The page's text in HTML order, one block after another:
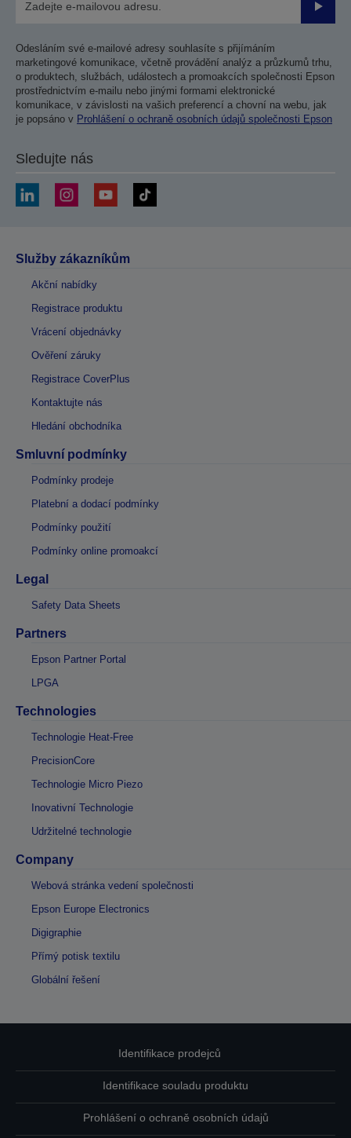
Odesláním své e-mailové adresy souhlasíte s přijímáním
marketingové komunikace, včetně provádění analýz a průzkumů trhu,
o produktech, službách, událostech a promoakcích společnosti Epson
prostřednictvím e-mailu nebo jinými formami elektronické
komunikace, v závislosti na vašich preferencí a chovní na webu, jak
je popsáno v Prohlášení o ochraně osobních údajů společnosti Epson
Sledujte nás
Služby zákazníkům
Akční nabídky
Registrace produktu
Vrácení objednávky
Ověření záruky
Registrace CoverPlus
Kontaktujte nás
Hledání obchodníka
Smluvní podmínky
Podmínky prodeje
Platební a dodací podmínky
Podmínky použití
Podmínky online promoakcí
Legal
Safety Data Sheets
Partners
Epson Partner Portal
LPGA
Technologies
Technologie Heat-Free
PrecisionCore
Technologie Micro Piezo
Inovativní Technologie
Udržitelné technologie
Company
Webová stránka vedení společnosti
Epson Europe Electronics
Digigraphie
Přímý potisk textilu
Globální řešení
Identifikace prodejců
Identifikace souladu produktu
Prohlášení o ochraně osobních údajů